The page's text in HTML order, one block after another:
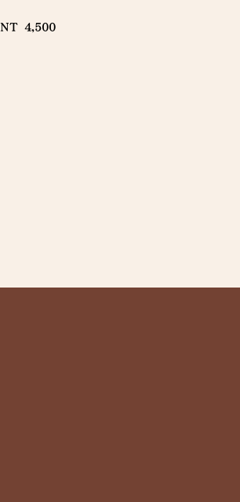
NT 4,500